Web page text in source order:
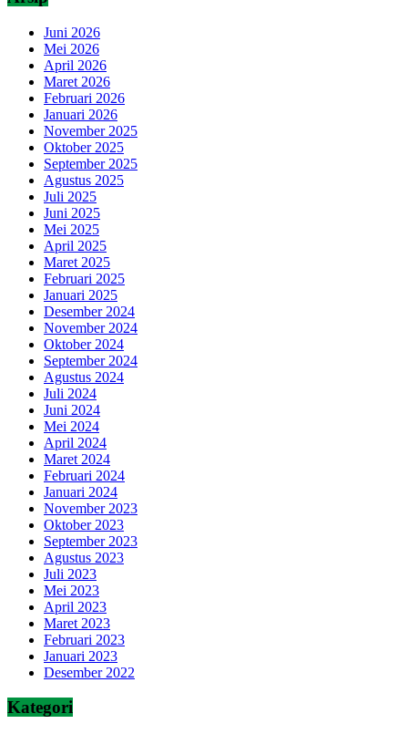
Juni 2026
Mei 2026
April 2026
Maret 2026
Februari 2026
Januari 2026
November 2025
Oktober 2025
September 2025
Agustus 2025
Juli 2025
Juni 2025
Mei 2025
April 2025
Maret 2025
Februari 2025
Januari 2025
Desember 2024
November 2024
Oktober 2024
September 2024
Agustus 2024
Juli 2024
Juni 2024
Mei 2024
April 2024
Maret 2024
Februari 2024
Januari 2024
November 2023
Oktober 2023
September 2023
Agustus 2023
Juli 2023
Mei 2023
April 2023
Maret 2023
Februari 2023
Januari 2023
Desember 2022
Kategori